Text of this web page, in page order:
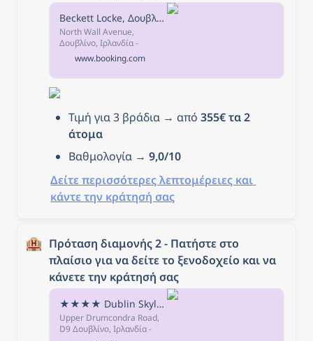
Beckett Locke, Δουβλίνο, Ιρλανδία
North Wall Avenue,
Δουβλίνο, Ιρλανδία -
Εξαιρετική τοποθεσία -
βαθμολογήθηκε με 9,0/10!
(βαθμολογία από 2806
σχόλια) Βαθμολογήθηκε
από επισκέπτες, μετά από
τη διαμονή τους στο
Beckett Locke.
www.booking.com
Τιμή για 3 βράδια → από 355€ τα 2
άτομα
Βαθμολογία → 9,0/10
Δείτε περισσότερες λεπτομέρειες και
κάντε την κράτησή σας
🏨 Πρόταση διαμονής 2 - Πατήστε στο
πλαίσιο για να δείτε το ξενοδοχείο και να
κάνετε την κράτησή σας
★★★★ Dublin Skylon Hotel, Δουβλίνο, Ιρλανδία
Upper Drumcondra Road,
D9 Δουβλίνο, Ιρλανδία -